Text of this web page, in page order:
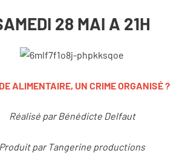
28 MAI A 21H
ALIMENTAIRE, UN CRIME ORGANISÉ ?
Réalisé par Bénédicte Delfaut
Produit par Tangerine productions